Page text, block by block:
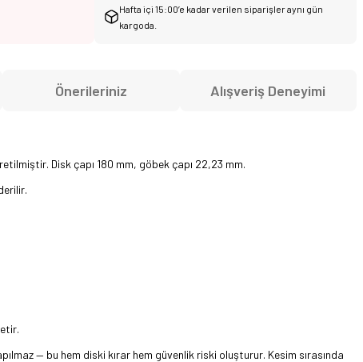
Hafta içi 15:00’e kadar verilen siparişler aynı gün
kargoda.
Önerileriniz Alışveriş Deneyimi
Disk çapı 180 mm, göbek çapı 22,23 mm.
— bu hem diski kırar hem güvenlik riski oluşturur. Kesim sırasında